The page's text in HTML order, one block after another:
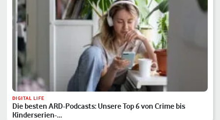
DIGITAL LIFE
Die besten ARD-Podcasts: Unsere Top 6 von Crime bis
Kinderserien-…